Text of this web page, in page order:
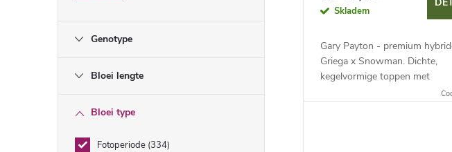
Genotype
Bloei lengte
Bloei type
Fotoperiode 334
Skladem
Gary Payton - premium
Griega x Snowman. Dichte,
kegelvormige toppen met
mintgroene en paarse tinten,